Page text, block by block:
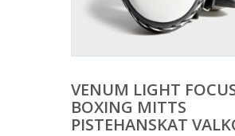
VENUM LIGHT
BOXING MITTS
PISTEHANSKAT